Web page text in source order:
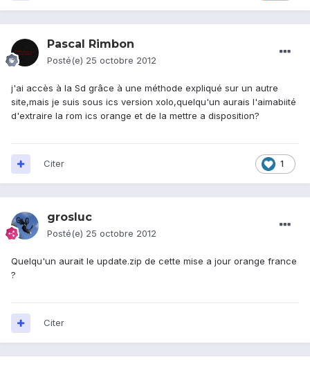
Pascal Rimbon
Posté(e) 25 octobre 2012
j'ai accès à la Sd grâce à une méthode expliqué sur un autre
site,mais je suis sous ics version xolo,quelqu'un aurais l'aimabiité
d'extraire la rom ics orange et de la mettre a disposition?
1
Citer
grosluc
Posté(e) 25 octobre 2012
Quelqu'un aurait le update.zip de cette mise a jour orange france
?
Citer